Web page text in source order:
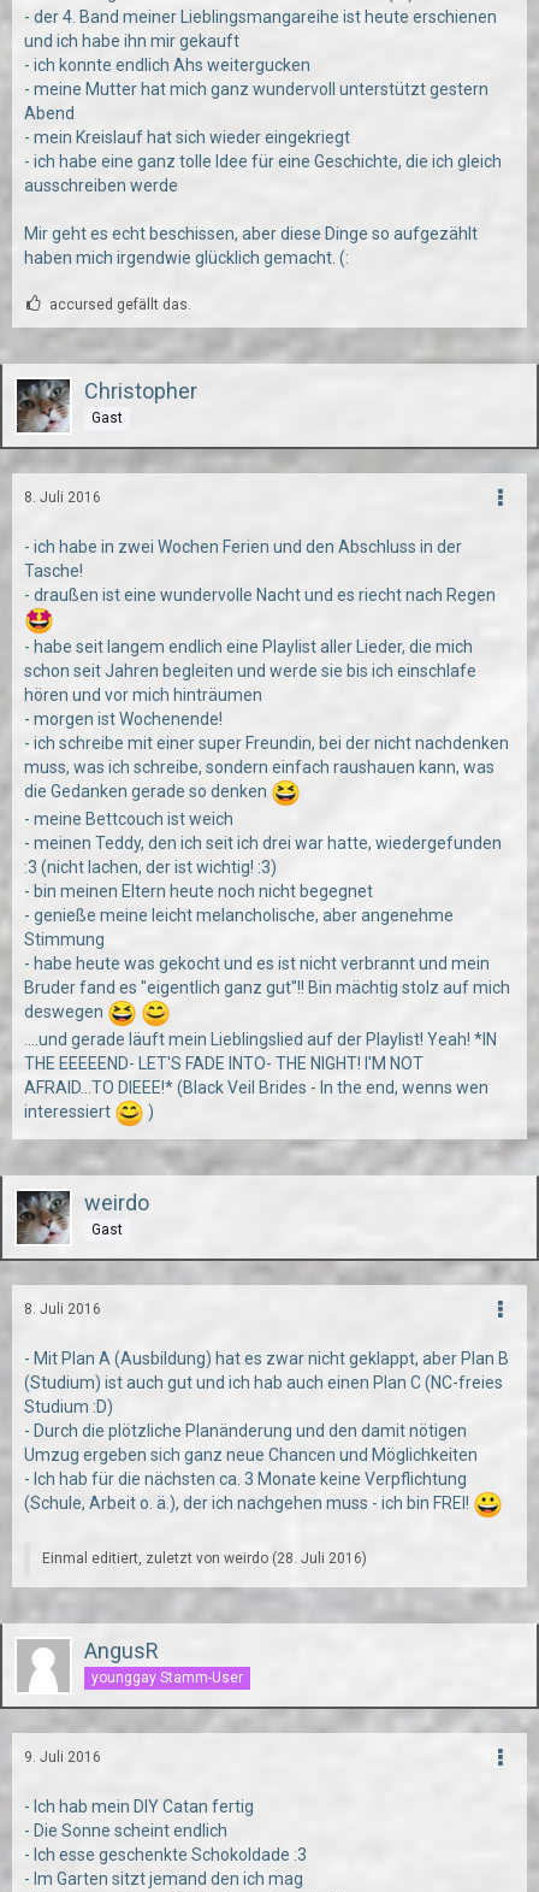
- der 4. Band meiner Lieblingsmangareihe ist heute erschienen
und ich habe ihn mir gekauft
- ich konnte endlich Ahs weitergucken
- meine Mutter hat mich ganz wundervoll unterstützt gestern
Abend
- mein Kreislauf hat sich wieder eingekriegt
- ich habe eine ganz tolle Idee für eine Geschichte, die ich gleich
ausschreiben werde
Mir geht es echt beschissen, aber diese Dinge so aufgezählt
haben mich irgendwie glücklich gemacht. (:
accursed gefällt das.
Christopher
Gast
8. Juli 2016
- ich habe in zwei Wochen Ferien und den Abschluss in der
Tasche!
- draußen ist eine wundervolle Nacht und es riecht nach Regen
- habe seit langem endlich eine Playlist aller Lieder, die mich
schon seit Jahren begleiten und werde sie bis ich einschlafe
hören und vor mich hinträumen
- morgen ist Wochenende!
- ich schreibe mit einer super Freundin, bei der nicht nachdenken
muss, was ich schreibe, sondern einfach raushauen kann, was
die Gedanken gerade so denken
- meine Bettcouch ist weich
- meinen Teddy, den ich seit ich drei war hatte, wiedergefunden
:3 (nicht lachen, der ist wichtig! :3)
- bin meinen Eltern heute noch nicht begegnet
- genieße meine leicht melancholische, aber angenehme
Stimmung
- habe heute was gekocht und es ist nicht verbrannt und mein
Bruder fand es "eigentlich ganz gut"!! Bin mächtig stolz auf mich
deswegen
....und gerade läuft mein Lieblingslied auf der Playlist! Yeah! *IN
THE EEEEEND- LET'S FADE INTO- THE NIGHT! I'M NOT
AFRAID...TO DIEEE!* (Black Veil Brides - In the end, wenns wen
interessiert
)
weirdo
Gast
8. Juli 2016
- Mit Plan A (Ausbildung) hat es zwar nicht geklappt, aber Plan B
(Studium) ist auch gut und ich hab auch einen Plan C (NC-freies
Studium :D)
- Durch die plötzliche Planänderung und den damit nötigen
Umzug ergeben sich ganz neue Chancen und Möglichkeiten
- Ich hab für die nächsten ca. 3 Monate keine Verpflichtung
(Schule, Arbeit o. ä.), der ich nachgehen muss - ich bin FREI!
Einmal editiert, zuletzt von weirdo (28. Juli 2016)
AngusR
younggay Stamm-User
9. Juli 2016
- Ich hab mein DIY Catan fertig
- Die Sonne scheint endlich
- Ich esse geschenkte Schokoldade :3
- Im Garten sitzt jemand den ich mag